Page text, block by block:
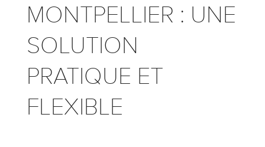
MONTPELLIER : UNE
SOLUTION
PRATIQUE ET
FLEXIBLE